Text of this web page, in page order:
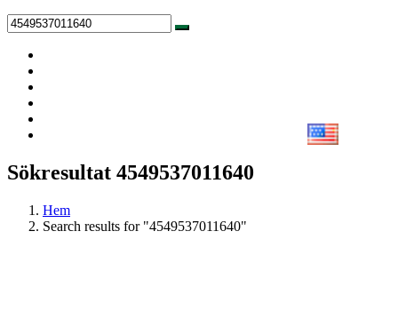
Sökresultat 4549537011640
Hem
Search results for "4549537011640"